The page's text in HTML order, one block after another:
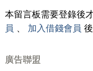
本留言板需要登錄後
員 、 加入借錢會員
廣告聯盟